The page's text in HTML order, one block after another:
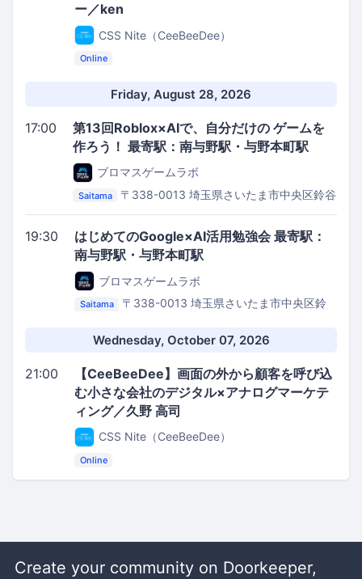
ー／ken
CSS Nite（CeeBeeDee）
Online
Friday, August 28, 2026
17:00
第13回Roblox×AIで、自分だけの ゲームを
作ろう！ 最寄駅：南与野駅・与野本町駅
ブロマスゲームラボ
Saitama
〒338-0013 埼玉県さいたま市中央区鈴谷
19:30
はじめてのGoogle×AI活用勉強会 最寄駅：
南与野駅・与野本町駅
ブロマスゲームラボ
Saitama
〒338-0013 埼玉県さいたま市中央区鈴
Wednesday, October 07, 2026
21:00
【CeeBeeDee】画面の外から顧客を呼び込
む小さな会社のデジタル×アナログマーケテ
ィング／久野 高司
CSS Nite（CeeBeeDee）
Online
Create your community on Doorkeeper,